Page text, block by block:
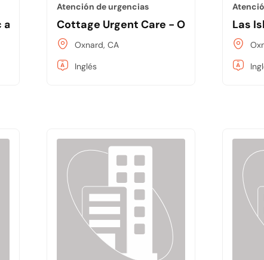
and Acupuncture
Atención de urgencias
Cottage Urgent Care - Oxnard -
Oxnard, CA
Inglés
Las